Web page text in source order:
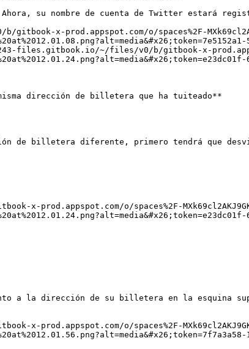
su nombre de cuenta de Twitter estará
x-prod.appspot.com/o/spaces%2F-
~/files/v0/b/gitbook-x-
dirección de billetera que ha tuiteado**
de billetera diferente, primero tendrá que
prod.appspot.com/o/spaces%2F-
a la dirección de su billetera en la esquina
prod.appspot.com/o/spaces%2F-